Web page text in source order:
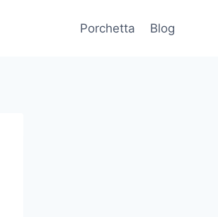
Porchetta Blog